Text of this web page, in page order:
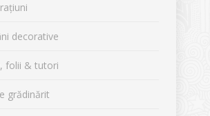
decorative
folii & tutori
grădinărit